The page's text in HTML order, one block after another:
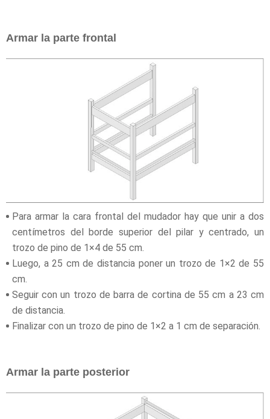
Armar la parte frontal
Para armar la cara frontal del mudador hay que unir a dos
centímetros del borde superior del pilar y centrado, un
trozo de pino de 1×4 de 55 cm.
Luego, a 25 cm de distancia poner un trozo de 1×2 de 55
cm.
Seguir con un trozo de barra de cortina de 55 cm a 23 cm
de distancia.
Finalizar con un trozo de pino de 1×2 a 1 cm de separación.
Armar la parte posterior